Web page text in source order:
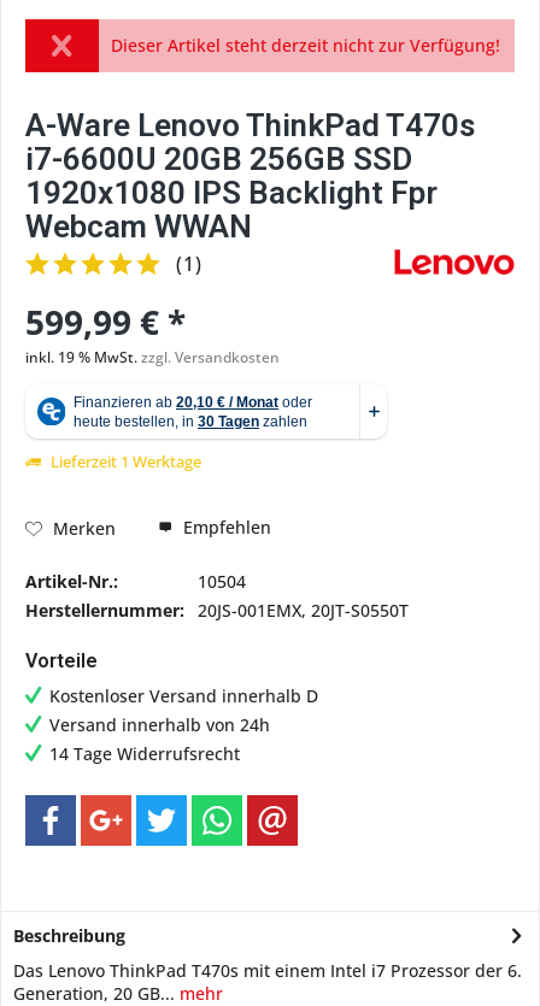
Dieser Artikel steht derzeit nicht zur Verfügung!
A-Ware Lenovo ThinkPad T470s
i7-6600U 20GB 256GB SSD
1920x1080 IPS Backlight Fpr
Webcam WWAN
(1)
599,99 € *
inkl. 19 % MwSt.zzgl. Versandkosten
Lieferzeit 1 Werktage
Merken Empfehlen
Artikel-Nr.:
10504
Herstellernummer: 20JS-001EMX, 20JT-S0550T
Vorteile
Kostenloser Versand innerhalb D
Versand innerhalb von 24h
14 Tage Widerrufsrecht
Beschreibung
Das Lenovo ThinkPad T470s mit einem Intel i7 Prozessor der 6.
Generation, 20 GB... mehr